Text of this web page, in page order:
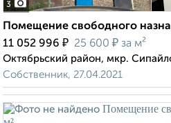
3
Помещение свободного
11 052 996 ₽ 25 600 ₽ за м²
Октябрьский район, мкр.
Собственник, 27.04.2021